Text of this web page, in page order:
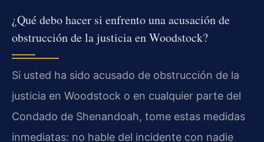
¿Qué debo hacer si enfrento una acusación de
obstrucción de la justicia en Woodstock?
Si usted ha sido acusado de obstrucción de la
justicia en Woodstock o en cualquier parte del
Condado de Shenandoah, tome estas medidas
inmediatas: no hable del incidente con nadie